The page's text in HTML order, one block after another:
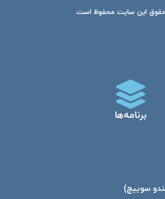
این سایت محفوظ است.
برنامه‌ها
سوییچ)